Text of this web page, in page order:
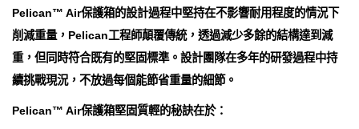
Pelican™ Air保護箱的設計過程中堅持在不影響耐用程度的情況下
削減重量，Pelican工程師顛覆傳統，透過減少多餘的結構達到減
重，但同時符合既有的堅固標準。設計團隊在多年的研發過程中持
續挑戰現況，不放過每個能節省重量的細節。
Pelican™ Air保護箱堅固質輕的秘訣在於：